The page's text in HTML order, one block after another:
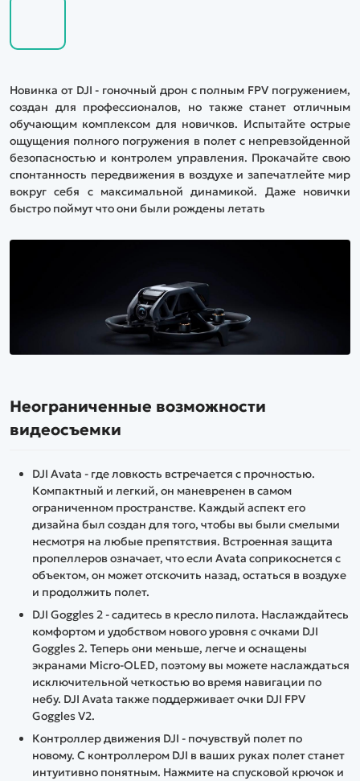
Новинка от DJI - гоночный дрон с полным FPV погружением,
создан для профессионалов, но также станет отличным
обучающим комплексом для новичков. Испытайте острые
ощущения полного погружения в полет с непревзойденной
безопасностью и контролем управления. Прокачайте свою
спонтанность передвижения в воздухе и запечатлейте мир
вокруг себя с максимальной динамикой. Даже новички
быстро поймут что они были рождены летать
Неограниченные возможности
видеосъемки
DJI Avata - где ловкость встречается с прочностью.
Компактный и легкий, он маневренен в самом
ограниченном пространстве. Каждый аспект его
дизайна был создан для того, чтобы вы были смелыми
несмотря на любые препятствия. Встроенная защита
пропеллеров означает, что если Avata соприкоснется с
объектом, он может отскочить назад, остаться в воздухе
и продолжить полет.
DJI Goggles 2 - садитесь в кресло пилота. Наслаждайтесь
комфортом и удобством нового уровня с очками DJI
Goggles 2. Теперь они меньше, легче и оснащены
экранами Micro-OLED, поэтому вы можете наслаждаться
исключительной четкостью во время навигации по
небу. DJI Avata также поддерживает очки DJI FPV
Goggles V2.
Контроллер движения DJI - почувствуй полет по
новому. С контроллером DJI в ваших руках полет станет
интуитивно понятным. Нажмите на спусковой крючок и